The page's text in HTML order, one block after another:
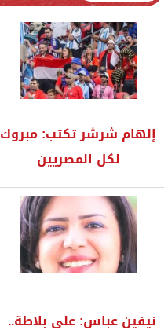
إلهام شرشر تكتب: مبروك
لكل المصريين
نيفين عباس: على بلاطة..